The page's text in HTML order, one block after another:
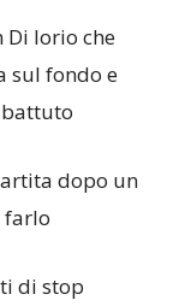
Di Iorio che
sul fondo e
dopo un
farlo
di stop